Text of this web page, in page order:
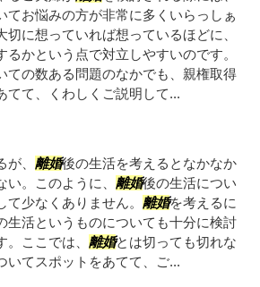
てお悩みの方が非常に多くいらっしぁ
切に想っていれば想っているほどに、
るかという点で対立しやすいのです。
ての数ある問題のなかでも、親権取得
てて、くわしくご説明して...
、 離婚後の生活を考えるとなかなか
。このように、 離婚後の生活につい
少なくありません。 離婚を考えるに
生活というものについても十分に検討
ここでは、 離婚とは切っても切れな
いてスポットをあてて、ご...